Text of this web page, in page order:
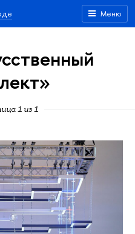
Меню
1 из 1